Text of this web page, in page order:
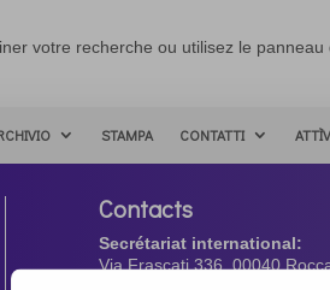
votre recherche ou utilisez le
STAMPA CONTATTI
Contacts
Secrétariat international:
Via Frascati 336, 00040